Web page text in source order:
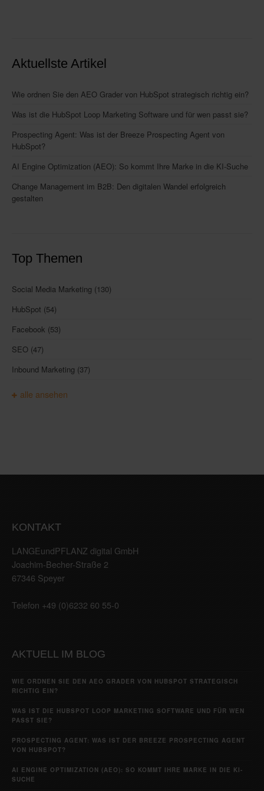
Aktuellste Artikel
Wie ordnen Sie den AEO Grader von HubSpot strategisch richtig ein?
Was ist die HubSpot Loop Marketing Software und für wen passt sie?
Prospecting Agent: Was ist der Breeze Prospecting Agent von
HubSpot?
AI Engine Optimization (AEO): So kommt Ihre Marke in die KI-Suche
Change Management im B2B: Den digitalen Wandel erfolgreich
gestalten
Top Themen
Social Media Marketing (130)
HubSpot (54)
Facebook (53)
SEO (47)
Inbound Marketing (37)
alle ansehen
KONTAKT
LANGEundPFLANZ digital GmbH
Joachim-Becher-Straße 2
67346 Speyer
Telefon +49 (0)6232 60 55-0
AKTUELL IM BLOG
WIE ORDNEN SIE DEN AEO GRADER VON HUBSPOT STRATEGISCH
RICHTIG EIN?
WAS IST DIE HUBSPOT LOOP MARKETING SOFTWARE UND FÜR WEN
PASST SIE?
PROSPECTING AGENT: WAS IST DER BREEZE PROSPECTING AGENT
VON HUBSPOT?
AI ENGINE OPTIMIZATION (AEO): SO KOMMT IHRE MARKE IN DIE KI-
SUCHE